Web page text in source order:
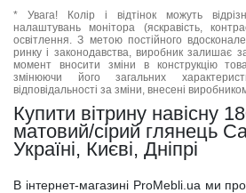
* Увага! Колір і відтінок можуть
налаштувань монітора (яскравість,
освітлення. З метою постійного
ринку і законодавства, виробник залишає
момент вносити зміни в конструкцію
змінюючи його загальних
відповідальності за зміни, внесені
Купити вітрину навісну
матовий/сірий глянець
Україні, Києві, Дніпрі
В інтернет-магазині ProMebli.ua ми